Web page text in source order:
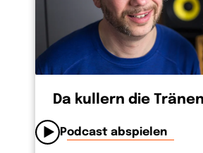
Da kullern die
Podcast abspielen